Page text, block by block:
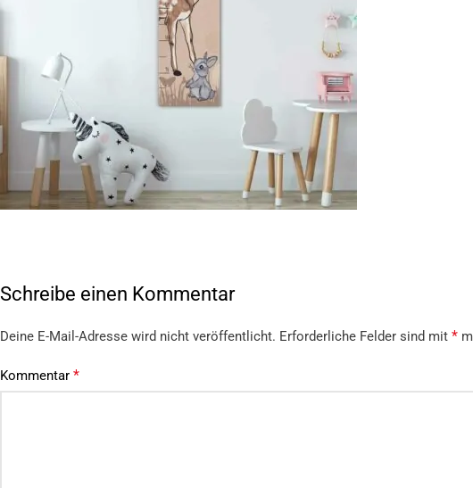
Schreibe einen Kommentar
Deine E-Mail-Adresse wird nicht veröffentlicht. Erforderliche Felder sind mit *
Kommentar *